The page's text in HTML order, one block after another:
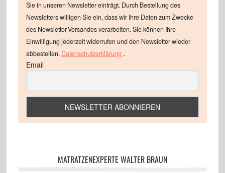
Sie in unseren Newsletter einträgt. Durch Bestellung des
Newsletters willigen Sie ein, dass wir Ihre Daten zum Zwecke
des Newsletter-Versandes verarbeiten. Sie können Ihre
Einwilligung jederzeit widerrufen und den Newsletter wieder
abbestellen. Datenschutzerklärung .
Email
MATRATZENEXPERTE WALTER BRAUN